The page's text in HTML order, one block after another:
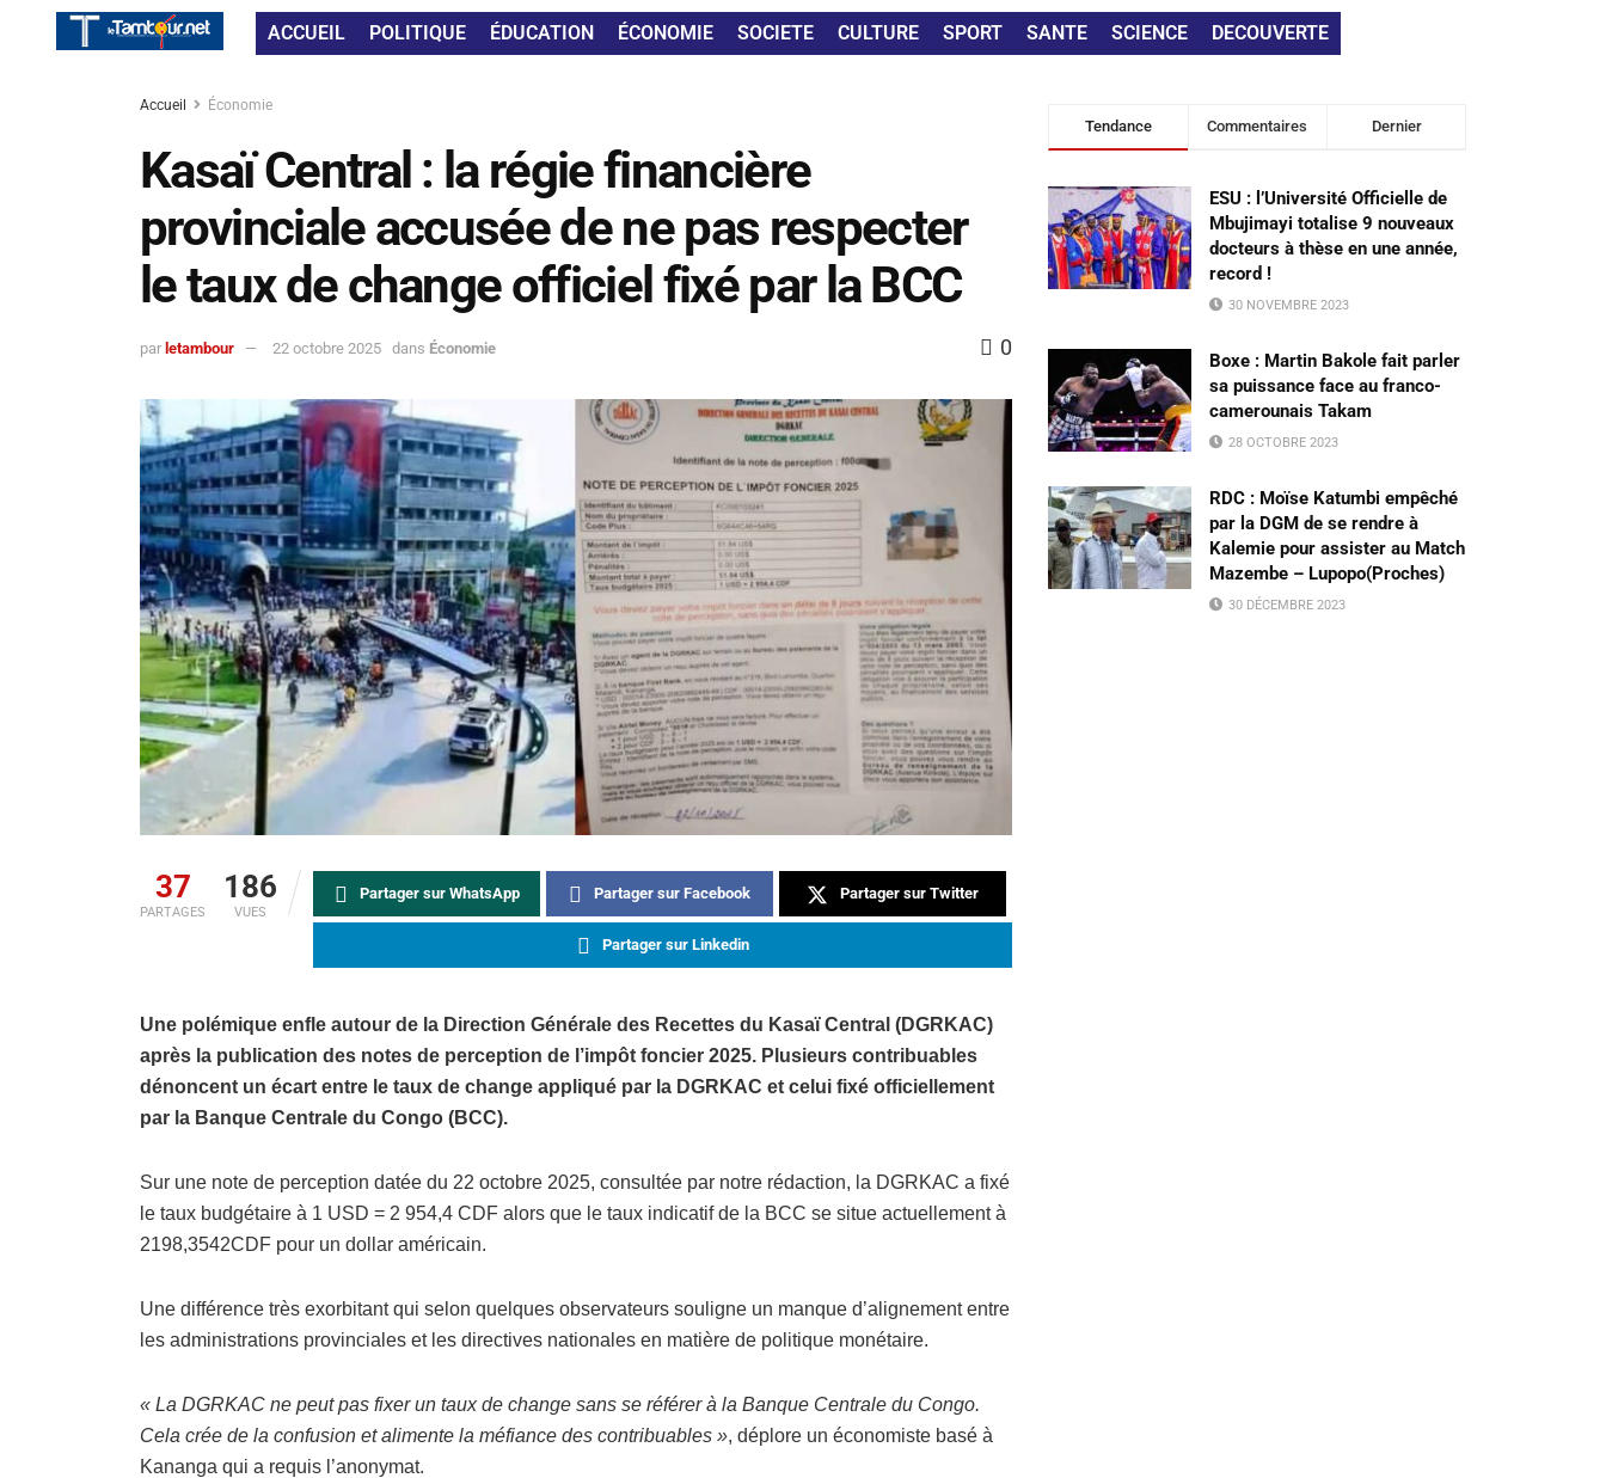
ACCUEIL POLITIQUE ÉDUCATION ÉCONOMIE SOCIETE CULTURE SPORT SANTE SCIENCE DECOUVERTE
Accueil Économie
Kasaï Central : la régie financière
provinciale accusée de ne pas respecter
le taux de change officiel fixé par la BCC
par letambour 22 octobre 2025 dans Économie 0
37
PARTAGES
186
VUES
Partager sur WhatsApp Partager sur Facebook Partager sur Twitter
Partager sur Linkedin
Une polémique enfle autour de la Direction Générale des Recettes du Kasaï Central (DGRKAC)
après la publication des notes de perception de l’impôt foncier 2025. Plusieurs contribuables
dénoncent un écart entre le taux de change appliqué par la DGRKAC et celui fixé officiellement
par la Banque Centrale du Congo (BCC).
Sur une note de perception datée du 22 octobre 2025, consultée par notre rédaction, la DGRKAC a fixé
le taux budgétaire à 1 USD = 2 954,4 CDF alors que le taux indicatif de la BCC se situe actuellement à
2198,3542CDF pour un dollar américain.
Une différence très exorbitant qui selon quelques observateurs souligne un manque d’alignement entre
les administrations provinciales et les directives nationales en matière de politique monétaire.
« La DGRKAC ne peut pas fixer un taux de change sans se référer à la Banque Centrale du Congo.
Cela crée de la confusion et alimente la méfiance des contribuables », déplore un économiste basé à
Kananga qui a requis l’anonymat.
Tendance Commentaires Dernier
ESU : l’Université Officielle de
Mbujimayi totalise 9 nouveaux
docteurs à thèse en une année,
record !
30 NOVEMBRE 2023
Boxe : Martin Bakole fait parler
sa puissance face au franco-
camerounais Takam
28 OCTOBRE 2023
RDC : Moïse Katumbi empêché
par la DGM de se rendre à
Kalemie pour assister au Match
Mazembe – Lupopo(Proches)
30 DÉCEMBRE 2023